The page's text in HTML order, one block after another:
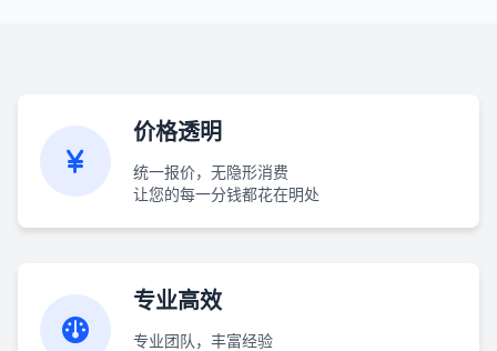
价格透明
统一报价，无隐形消费
让您的每一分钱都花在明处
专业高效
专业团队，丰富经验